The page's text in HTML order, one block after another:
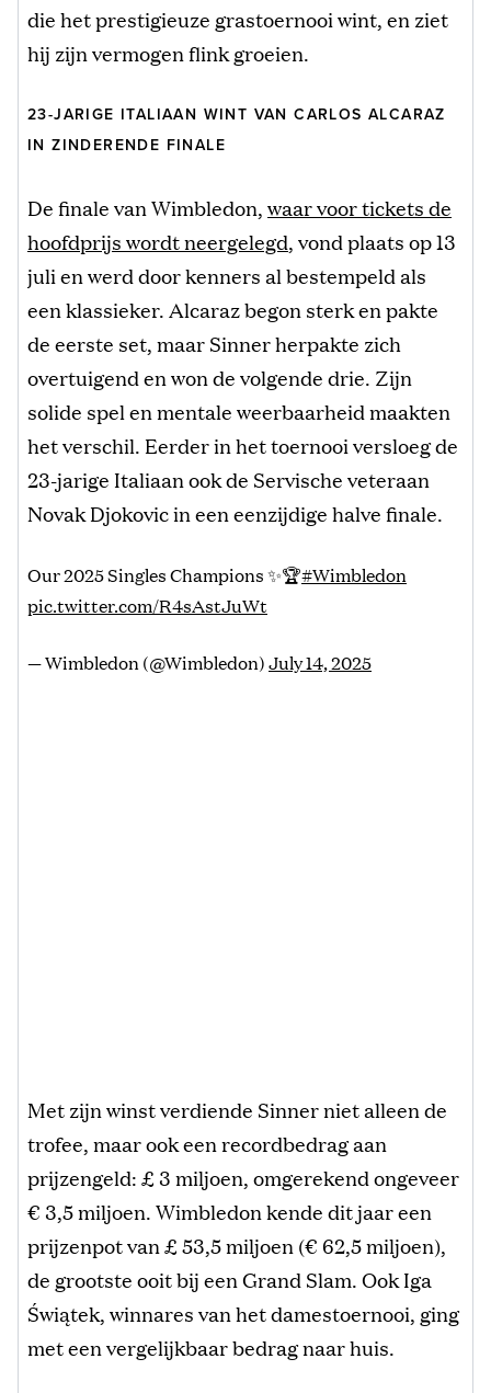
die het prestigieuze grastoernooi wint, en ziet
hij zijn vermogen flink groeien.
23-JARIGE ITALIAAN WINT VAN CARLOS ALCARAZ
IN ZINDERENDE FINALE
De finale van Wimbledon,waar voor tickets de
hoofdprijs wordt neergelegd, vond plaats op 13
juli en werd door kenners al bestempeld als
een klassieker. Alcaraz begon sterk en pakte
de eerste set, maar Sinner herpakte zich
overtuigend en won de volgende drie. Zijn
solide spel en mentale weerbaarheid maakten
het verschil. Eerder in het toernooi versloeg de
23-jarige Italiaan ook de Servische veteraan
Novak Djokovic in een eenzijdige halve finale.
Our 2025 Singles Champions ✨🏆#Wimbledon
pic.twitter.com/R4sAstJuWt
— Wimbledon (@Wimbledon)July 14, 2025
Met zijn winst verdiende Sinner niet alleen de
trofee, maar ook een recordbedrag aan
prijzengeld: £ 3 miljoen, omgerekend ongeveer
€ 3,5 miljoen. Wimbledon kende dit jaar een
prijzenpot van £ 53,5 miljoen (€ 62,5 miljoen),
de grootste ooit bij een Grand Slam. Ook Iga
Świątek, winnares van het damestoernooi, ging
met een vergelijkbaar bedrag naar huis.